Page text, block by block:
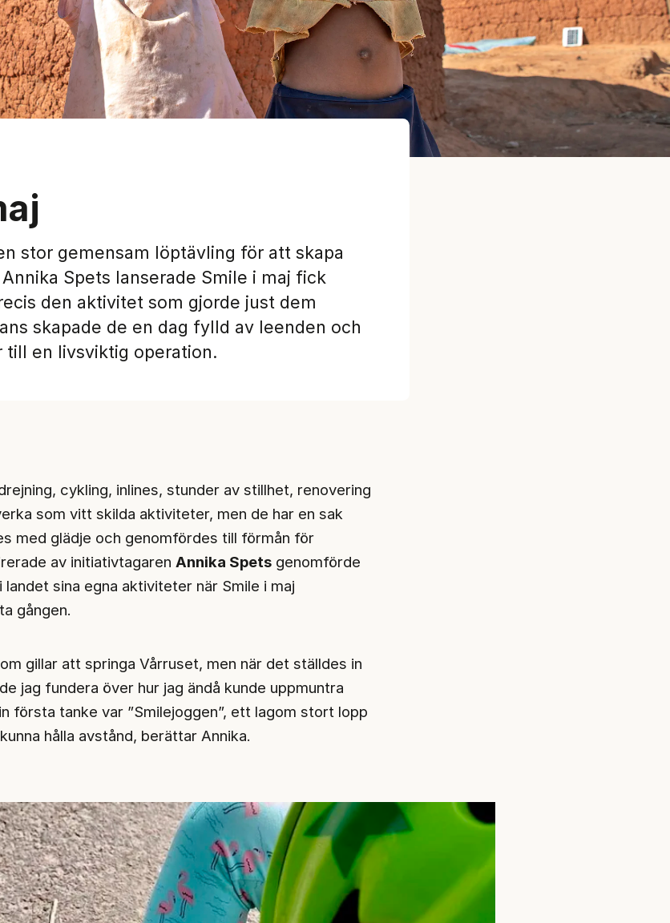
stor gemensam löptävling för att skapa
Spets lanserade Smile i maj fick
den aktivitet som gjorde just dem
skapade de en dag fylld av leenden och
till en livsviktig operation.
cykling, inlines, stunder av stillhet, renovering
som vitt skilda aktiviteter, men de har en sak
med glädje och genomfördes till förmån för
av initiativtagaren Annika Spetsgenomförde
sina egna aktiviteter när Smile i maj
gången.
gillar att springa Vårruset, men när det ställdes in
jag fundera över hur jag ändå kunde uppmuntra
första tanke var ”Smilejoggen”, ett lagom stort lopp
hålla avstånd, berättar Annika.